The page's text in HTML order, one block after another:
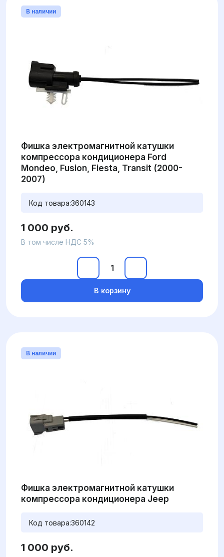
В наличии
Фишка электромагнитной катушки
компрессора кондиционера Ford
Mondeo, Fusion, Fiesta, Transit (2000-
2007)
Код товара:360143
1 000 руб.
В том числе НДС 5%
В корзину
В наличии
Фишка электромагнитной катушки
компрессора кондиционера Jeep
Код товара:360142
1 000 руб.